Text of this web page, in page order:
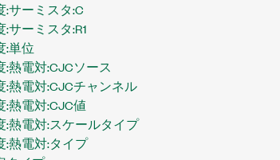
:サーミスタ:C
サーミスタ:R1
:単位
熱電対:CJCソース
:熱電対:CJCチャンネル
:熱電対:CJC値
:熱電対:スケールタイプ
:熱電対:タイプ